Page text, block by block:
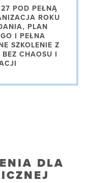
POD PEŁNĄ
ROKU
PLAN
I PEŁNA
SZKOLENIE Z
CHAOSU I
DLA